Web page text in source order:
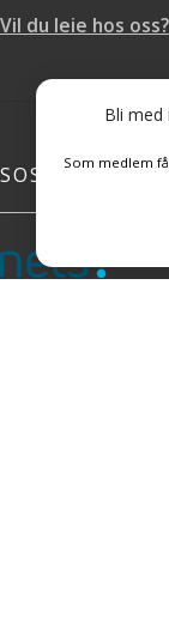
Vil du leie hos oss?
SOSIALE
Bli med
Som medlem